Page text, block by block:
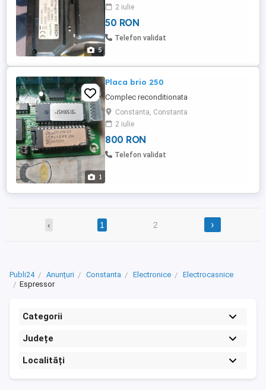
5
2 iulie
50 RON
Telefon validat
1
Placa brio 250
Complec reconditionata
Constanta, Constanta
2 iulie
800 RON
Telefon validat
‹ 1 2 ›
Publi24 Anunțuri Constanta Electronice
Electrocasnice
Espressor
Categorii
Județe
Localități